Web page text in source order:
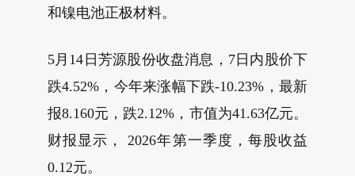
和镍电池正极材料。
5月14日芳源股份收盘消息，7日内股价下
跌4.52%，今年来涨幅下跌-10.23%，最新
报8.160元，跌2.12%，市值为41.63亿元。
财报显示， 2026年第一季度，每股收益
0.12元。